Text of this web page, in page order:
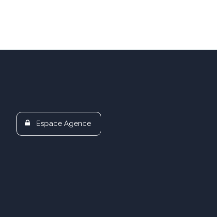
Espace Agence